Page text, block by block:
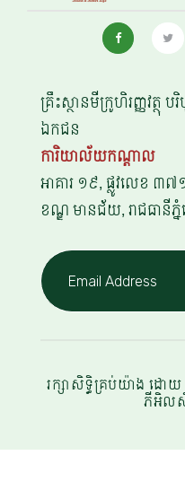
គ្រឹះស្ថានមីក្រូហិរញ្ញវត្
ឯកជន
ការិយាល័យ​ក​ណ្តា​ល
អាគារ ១៩, ផ្លូវលេខ ៣
ខណ្ឌ មានជ័យ, រាជធានីភ្
រក្សាសិទ្ធិគ្រប់យ៉ាង ដោយ
ភីអិល